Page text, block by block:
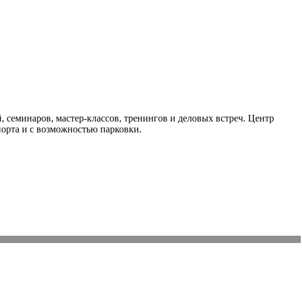
мастер-классов, тренингов и деловых встреч. Центр
и с возможностью парковки.